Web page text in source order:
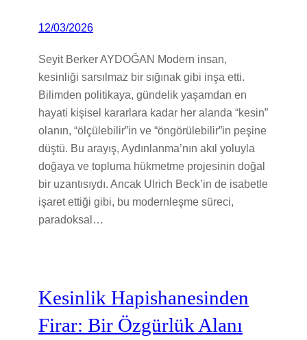
12/03/2026
Seyit Berker AYDOĞAN Modern insan,
kesinliği sarsılmaz bir sığınak gibi inşa etti.
Bilimden politikaya, gündelik yaşamdan en
hayati kişisel kararlara kadar her alanda “kesin”
olanın, “ölçülebilir”in ve “öngörülebilir”in peşine
düştü. Bu arayış, Aydınlanma’nın akıl yoluyla
doğaya ve topluma hükmetme projesinin doğal
bir uzantısıydı. Ancak Ulrich Beck’in de isabetle
işaret ettiği gibi, bu modernleşme süreci,
paradoksal…
Kesinlik Hapishanesinden
Firar: Bir Özgürlük Alanı